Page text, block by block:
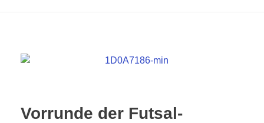
Vorrunde der Futsal-